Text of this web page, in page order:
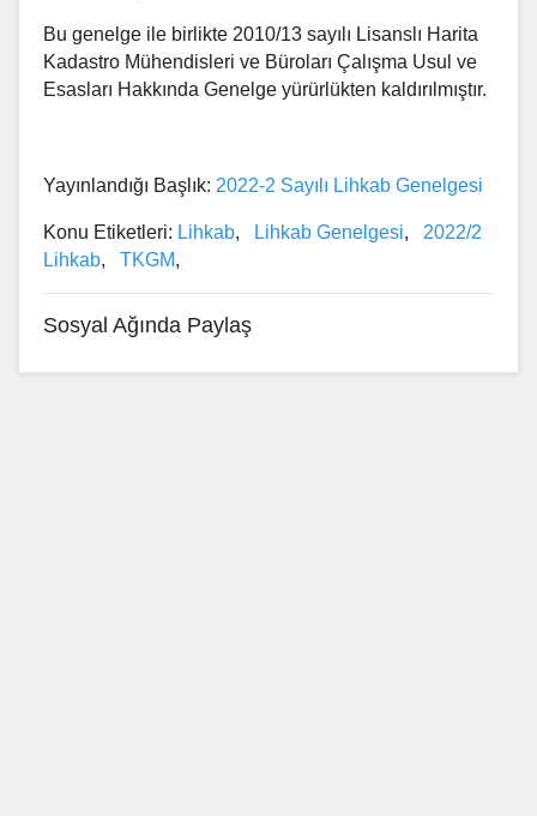
Bu genelge ile birlikte 2010/13 sayılı Lisanslı Harita
Kadastro Mühendisleri ve Büroları Çalışma Usul ve
Esasları Hakkında Genelge yürürlükten kaldırılmıştır.
Yayınlandığı Başlık: 2022-2 Sayılı Lihkab Genelgesi
Konu Etiketleri: Lihkab, Lihkab Genelgesi, 2022/2
Lihkab, TKGM,
Sosyal Ağında Paylaş